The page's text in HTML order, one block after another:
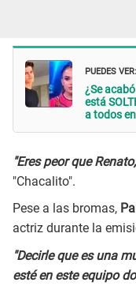
PUEDES VER:
¿Se
está
a todos
"Eres peor que
"Chacalito".
Pese a las bromas,
actriz durante la
"Decirle que es una
esté en este equipo